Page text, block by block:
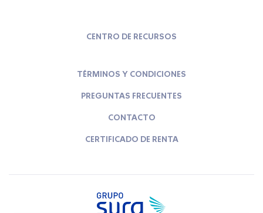
CENTRO DE RECURSOS
TÉRMINOS Y CONDICIONES
PREGUNTAS FRECUENTES
CONTACTO
CERTIFICADO DE RENTA